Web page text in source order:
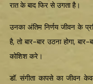
रात के बाद फिर से उगता है।
उनका अंतिम निर्णय जीवन के
है, तो बार-बार उठना होगा, बार-
कोशिश करे।
डॉ. संगीता कापसे का जीवन